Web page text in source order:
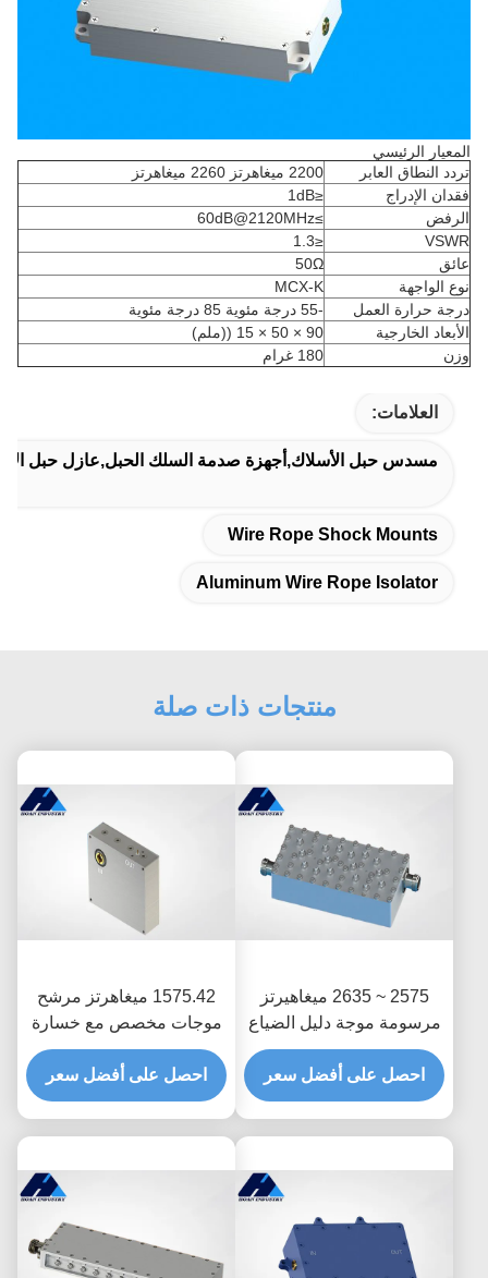
المعيار الرئيسي
تردد النطاق العابر
2200 ميغاهرتز 2260 ميغاهرتز
فقدان الإدراج
≤1dB
الرفض
≥60dB@2120MHz
VSWR
≤1.3
عائق
50Ω
نوع الواجهة
MCX-K
درجة حرارة العمل
الأبعاد الخارجية
90 × 50 × 15 ((ملم)
وزن
180 غرام
العلامات:
مسدس حبل الأسلاك,أجهزة صدمة السلك الحبل,عازل حبل
Wire Rope Shock Mounts
Aluminum Wire Rope Isolator
منتجات ذات صلة
2575 ~ 2635 ميغاهيرتز
مرسومة موجة دليل الضياع
المنخفض إدخال مرشح
النطاق JT-QTF-2605-N
احصل على أفضل سعر
1575.42 ميغاهرتز مرشح
موجات مخصص مع خسارة
إدراج منخفضة فلتر مرور
النطاق JT-QTF-1575-
MCX-1
احصل على أفضل سعر